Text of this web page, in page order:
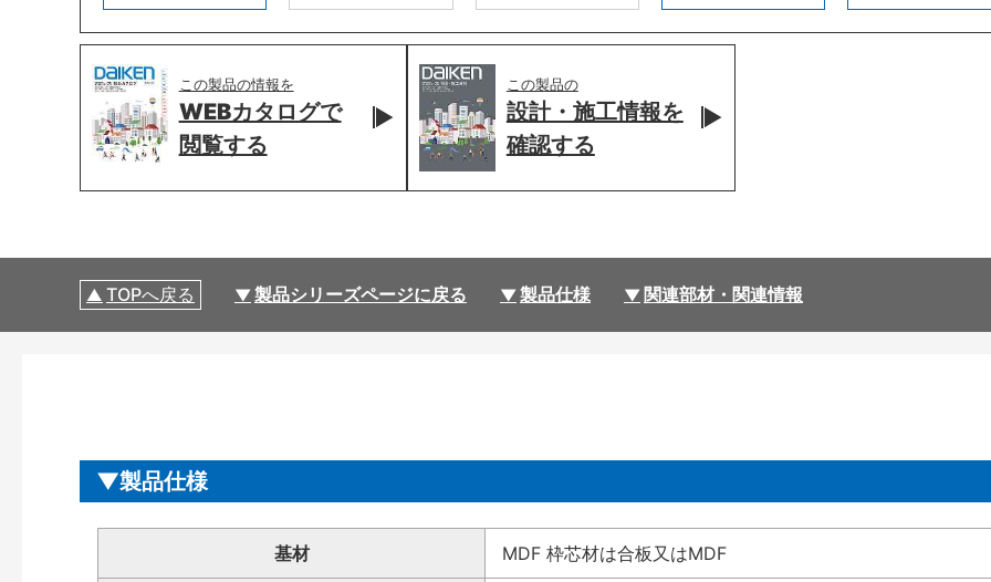
この製品の情報を
WEBカタログで
閲覧する
この製品の
設計・施工情報を
確認する
TOPへ戻る 製品シリーズページに戻る 製品仕様 関連部材・関連情報
製品仕様
基材 MDF 枠芯材は合板又はMDF